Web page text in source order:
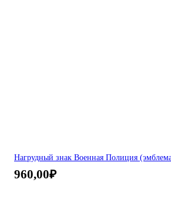
Нагрудный знак Военная Полиция
960,00₽